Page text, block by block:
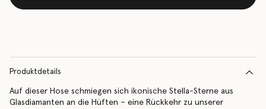
Produktdetails
Auf dieser Hose schmiegen sich ikonische Stella-Sterne aus
Glasdiamanten an die Hüften – eine Rückkehr zu unserer